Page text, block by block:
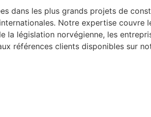
dans les plus grands projets de
Notre expertise couvre
la législation norvégienne, les
références clients disponibles sur